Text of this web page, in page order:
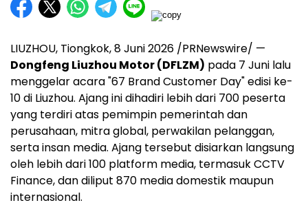
LIUZHOU, Tiongkok, 8 Juni 2026 /PRNewswire/ —
Dongfeng Liuzhou Motor (DFLZM) pada 7 Juni lalu
menggelar acara "67 Brand Customer Day" edisi ke-
10 di Liuzhou. Ajang ini dihadiri lebih dari 700 peserta
yang terdiri atas pemimpin pemerintah dan
perusahaan, mitra global, perwakilan pelanggan,
serta insan media. Ajang tersebut disiarkan langsung
oleh lebih dari 100 platform media, termasuk CCTV
Finance, dan diliput 870 media domestik maupun
internasional.